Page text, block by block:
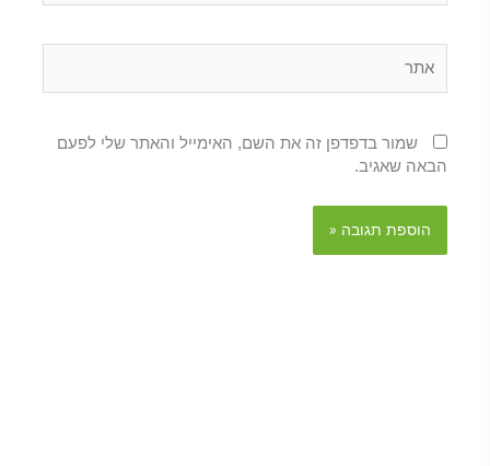
שמור בדפדפן זה את השם, האימייל והאתר שלי לפעם
הבאה שאגיב.